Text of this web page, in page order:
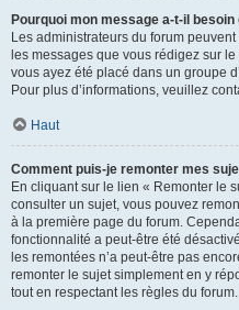
Pourquoi mon message a-t-il besoin
Les administrateurs du forum
les messages que vous rédigez sur
vous ayez été placé dans un groupe
Pour plus d’informations, veuillez
Haut
Comment puis-je remonter mes
En cliquant sur le lien « Remonter le
consulter un sujet, vous pouvez
à la première page du forum.
fonctionnalité a peut-être été
les remontées n’a peut-être pas
remonter le sujet simplement en y
tout en respectant les règles du forum.